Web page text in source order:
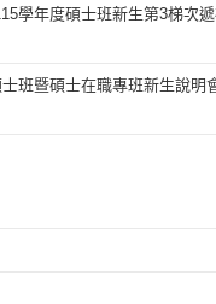
學年度碩士班新生第3梯次
班暨碩士在職專班新生說明